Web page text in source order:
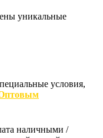
уникальные
условия,
наличными /